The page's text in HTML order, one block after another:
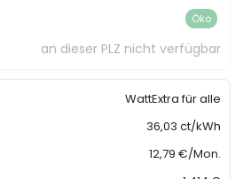
Öko
an dieser PLZ nicht verfügbar
WattExtra für alle
36,03 ct/kWh
12,79 €/Mon.